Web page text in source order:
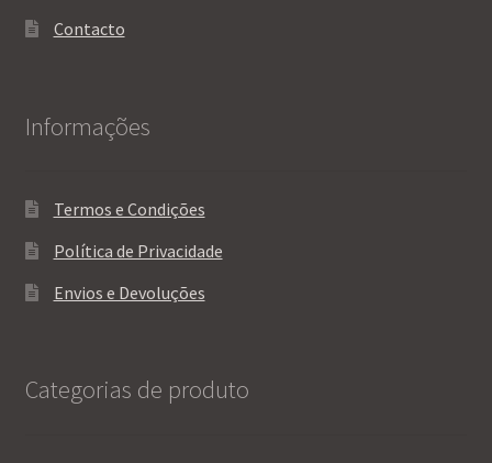
Contacto
Informações
Termos e Condições
Política de Privacidade
Envios e Devoluções
Categorias de produto